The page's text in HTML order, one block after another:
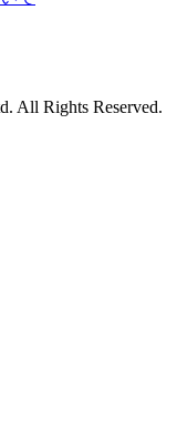
All Rights Reserved.